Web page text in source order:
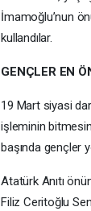
İmamoğlu’nun
kullandılar.
GENÇLER EN
19 Mart siyasi
işleminin
başında gençler
Atatürk Anıtı
Filiz Ceritoğlu